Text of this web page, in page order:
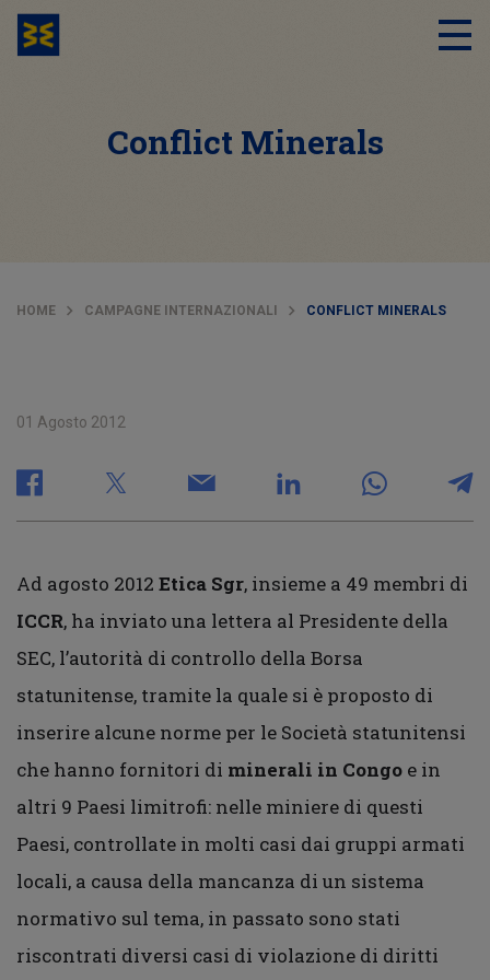
Conflict Minerals
HOME CAMPAGNE INTERNAZIONALI CONFLICT MINERALS
01 Agosto 2012
Ad agosto 2012 Etica Sgr, insieme a 49 membri di
ICCR, ha inviato una lettera al Presidente della
SEC, l’autorità di controllo della Borsa
statunitense, tramite la quale si è proposto di
inserire alcune norme per le Società statunitensi
che hanno fornitori di minerali in Congo e in
altri 9 Paesi limitrofi: nelle miniere di questi
Paesi, controllate in molti casi dai gruppi armati
locali, a causa della mancanza di un sistema
normativo sul tema, in passato sono stati
riscontrati diversi casi di violazione di diritti